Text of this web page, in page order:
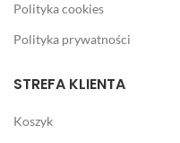
Polityka cookies
Polityka prywatności
STREFA KLIENTA
Koszyk